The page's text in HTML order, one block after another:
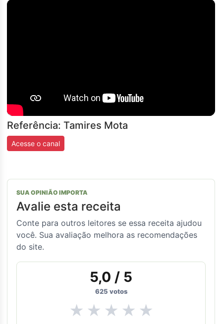
Referência: Tamires Mota
Acesse o canal
SUA OPINIÃO IMPORTA
Avalie esta receita
Conte para outros leitores se essa receita ajudou
você. Sua avaliação melhora as recomendações
do site.
5,0 / 5
625 votos
★ ★ ★ ★ ★